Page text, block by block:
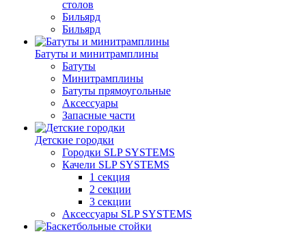
столов
Бильяpд
Бильяpд
Батуты и минитрамплины
Батуты
Минитрамплины
Батуты прямоугольные
Аксессуары
Запасные части
Детские городки
Городки SLP SYSTEMS
Качели SLP SYSTEMS
1 секция
2 секции
3 секции
Аксессуары SLP SYSTEMS